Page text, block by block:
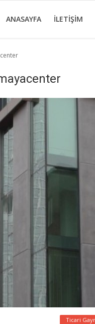
ANASAYFA İLETIŞIM
Ticari